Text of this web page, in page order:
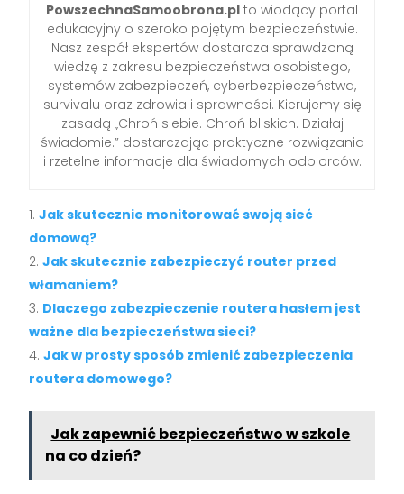
PowszechnaSamoobrona.pl to wiodący portal
edukacyjny o szeroko pojętym bezpieczeństwie.
Nasz zespół ekspertów dostarcza sprawdzoną
wiedzę z zakresu bezpieczeństwa osobistego,
systemów zabezpieczeń, cyberbezpieczeństwa,
survivalu oraz zdrowia i sprawności. Kierujemy się
zasadą „Chroń siebie. Chroń bliskich. Działaj
świadomie.” dostarczając praktyczne rozwiązania
i rzetelne informacje dla świadomych odbiorców.
Jak skutecznie monitorować swoją sieć
domową?
Jak skutecznie zabezpieczyć router przed
włamaniem?
Dlaczego zabezpieczenie routera hasłem jest
ważne dla bezpieczeństwa sieci?
Jak w prosty sposób zmienić zabezpieczenia
routera domowego?
Jak zapewnić bezpieczeństwo w szkole
na co dzień?